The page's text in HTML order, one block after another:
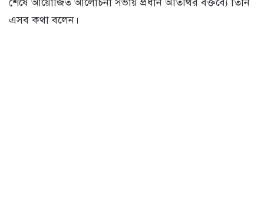
এসব কথা বলেন।